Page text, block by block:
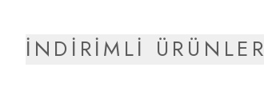
İNDİRİMLİ ÜRÜNLER